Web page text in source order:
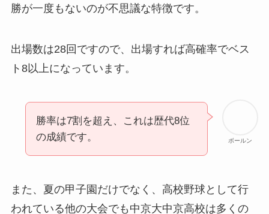
勝が一度もないのが不思議な特徴です。
出場数は28回ですので、出場すれば高確率でベス
ト8以上になっています。
ボールン
勝率は7割を超え、これは歴代8位
の成績です。
また、夏の甲子園だけでなく、高校野球として行
われている他の大会でも中京大中京高校は多くの